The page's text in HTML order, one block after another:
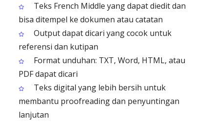
Teks French Middle yang dapat diedit dan
bisa ditempel ke dokumen atau catatan
Output dapat dicari yang cocok untuk
referensi dan kutipan
Format unduhan: TXT, Word, HTML, atau
PDF dapat dicari
Teks digital yang lebih bersih untuk
membantu proofreading dan penyuntingan
lanjutan